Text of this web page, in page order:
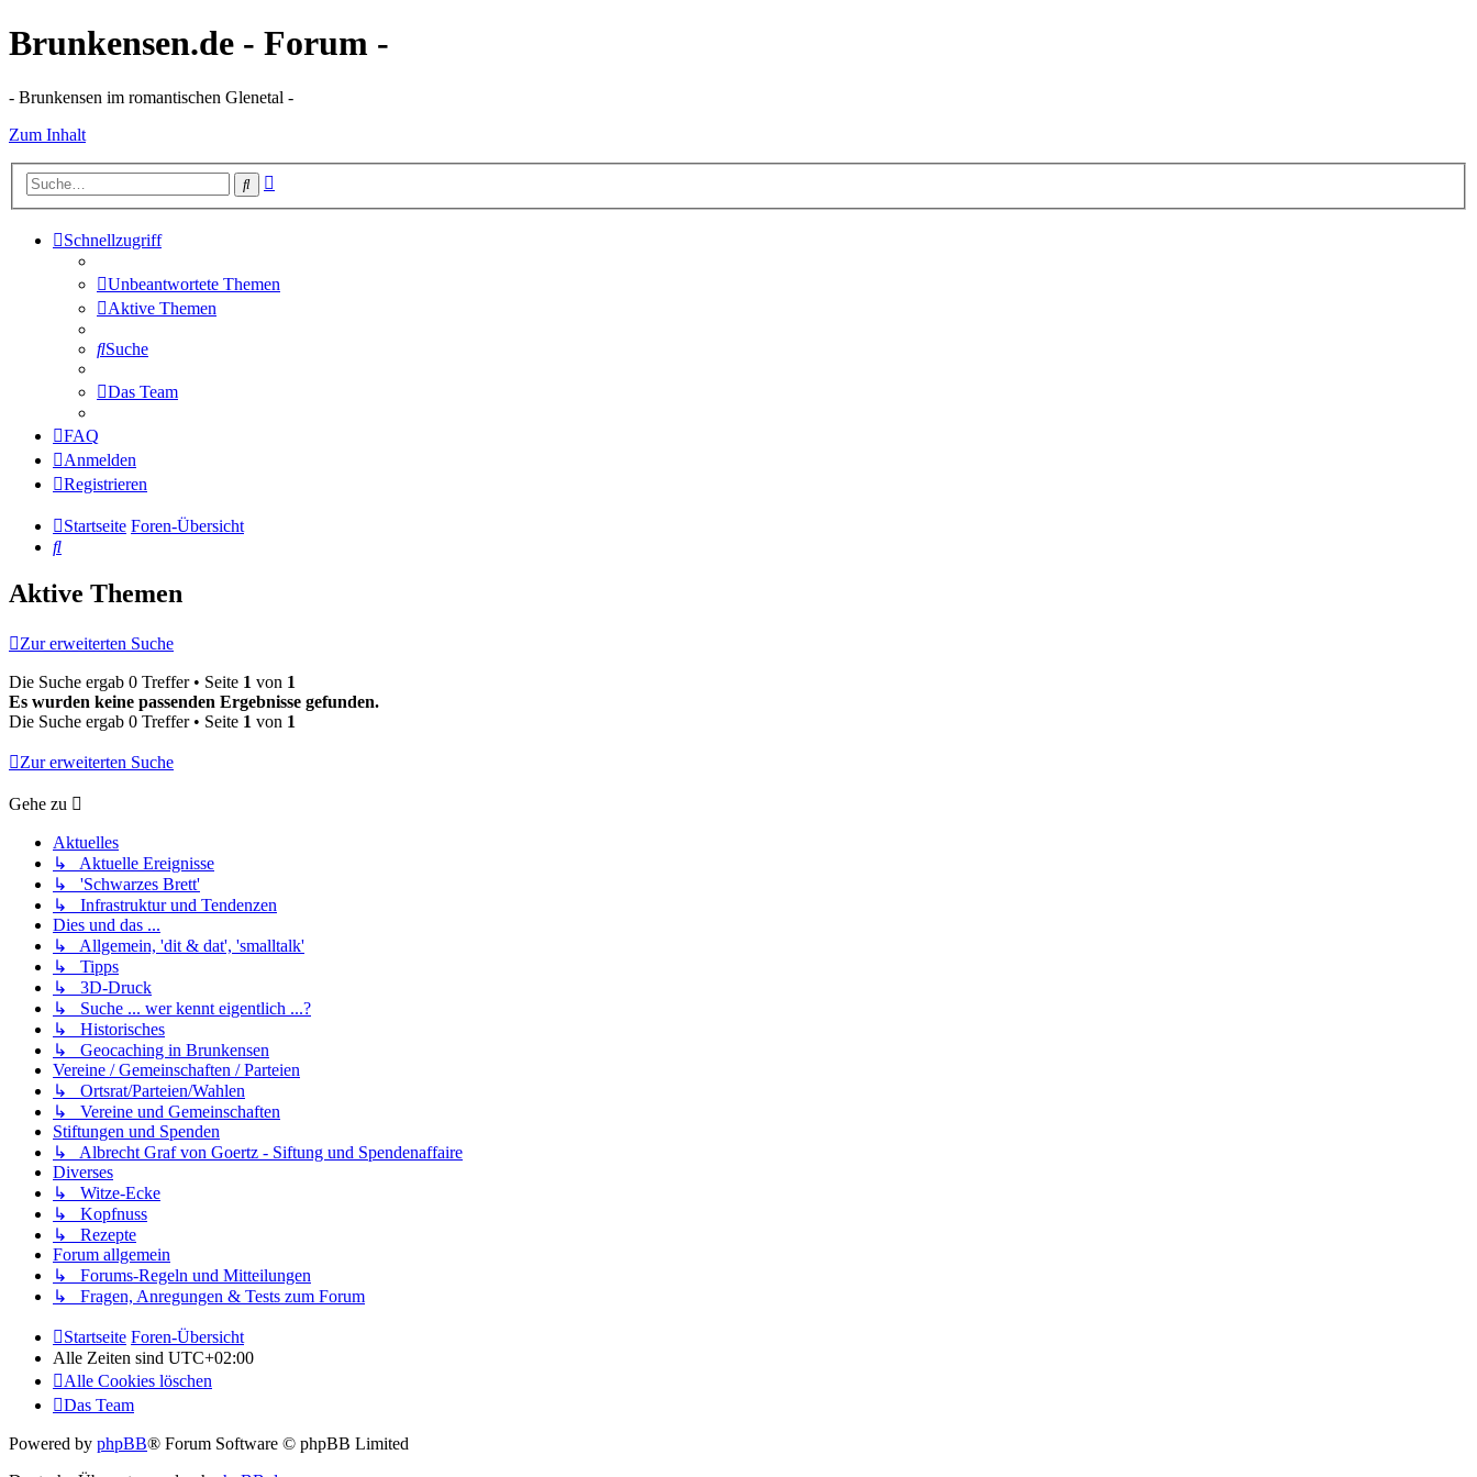
Brunkensen.de - Forum -
- Brunkensen im romantischen Glenetal -
Zum Inhalt
Suche
Schnellzugriff
Unbeantwortete Themen
Aktive Themen
Suche
Das Team
FAQ
Anmelden
Registrieren
Startseite Foren-Übersicht
Suche
Aktive Themen
Zur erweiterten Suche
Die Suche ergab 0 Treffer • Seite 1 von 1
Es wurden keine passenden Ergebnisse gefunden.
Die Suche ergab 0 Treffer • Seite 1 von 1
Zur erweiterten Suche
Gehe zu
Aktuelles
↳ Aktuelle Ereignisse
↳ 'Schwarzes Brett'
↳ Infrastruktur und Tendenzen
Dies und das ...
↳ Allgemein, 'dit & dat', 'smalltalk'
↳ Tipps
↳ 3D-Druck
↳ Suche ... wer kennt eigentlich ...?
↳ Historisches
↳ Geocaching in Brunkensen
Vereine / Gemeinschaften / Parteien
↳ Ortsrat/Parteien/Wahlen
↳ Vereine und Gemeinschaften
Stiftungen und Spenden
↳ Albrecht Graf von Goertz - Siftung und Spendenaffaire
Diverses
↳ Witze-Ecke
↳ Kopfnuss
↳ Rezepte
Forum allgemein
↳ Forums-Regeln und Mitteilungen
↳ Fragen, Anregungen & Tests zum Forum
Startseite Foren-Übersicht
Alle Zeiten sind UTC+02:00
Alle Cookies löschen
Das Team
Powered by phpBB® Forum Software © phpBB Limited